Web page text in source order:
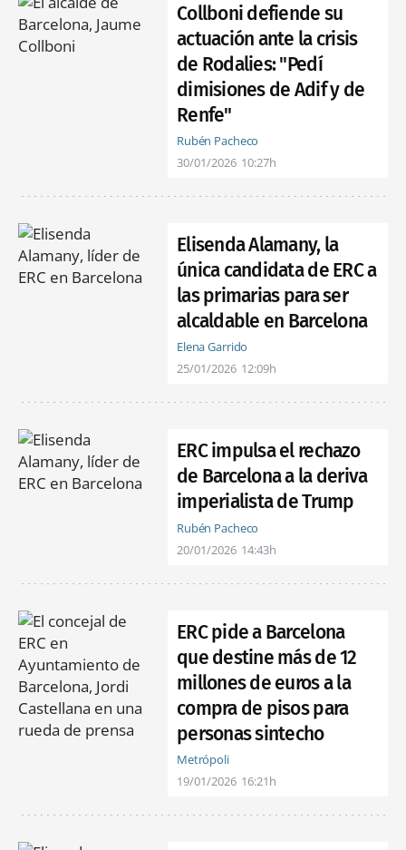
Collboni defiende su
actuación ante la crisis
de Rodalies: "Pedí
dimisiones de Adif y de
Renfe"
Rubén Pacheco
30/01/2026 10:27h
Elisenda Alamany, la
única candidata de ERC a
las primarias para ser
alcaldable en Barcelona
Elena Garrido
25/01/2026 12:09h
ERC impulsa el rechazo
de Barcelona a la deriva
imperialista de Trump
Rubén Pacheco
20/01/2026 14:43h
ERC pide a Barcelona
que destine más de 12
millones de euros a la
compra de pisos para
personas sintecho
Metrópoli
19/01/2026 16:21h